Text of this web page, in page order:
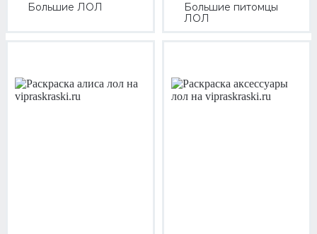
Большие ЛОЛ
Большие питомцы
ЛОЛ